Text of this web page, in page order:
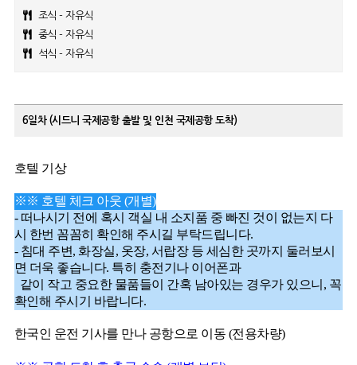
조식 - 자유식
중식 - 자유식
석식 - 자유식
6일차 (시드니 국제공항 출발 및 인천 국제공항 도착)
호텔 기상
※※ 호텔 체크 아웃 (개별)
- 떠나시기 전에 혹시 객실 내 소지품 중 빠진 것이 없는지 다
시 한번 꼼꼼히 확인해 주시길 부탁드립니다.
- 침대 주변, 화장실, 옷장, 서랍장 등 세심한 곳까지 둘러보시
면 더욱 좋습니다. 특히 충전기나 이어폰과
같이 작고 중요한 물품들이 간혹 남아있는 경우가 있으니, 꼭
확인해 주시기 바랍니다.
한국인 운전 기사를 만나 공항으로 이동 (전용차량)